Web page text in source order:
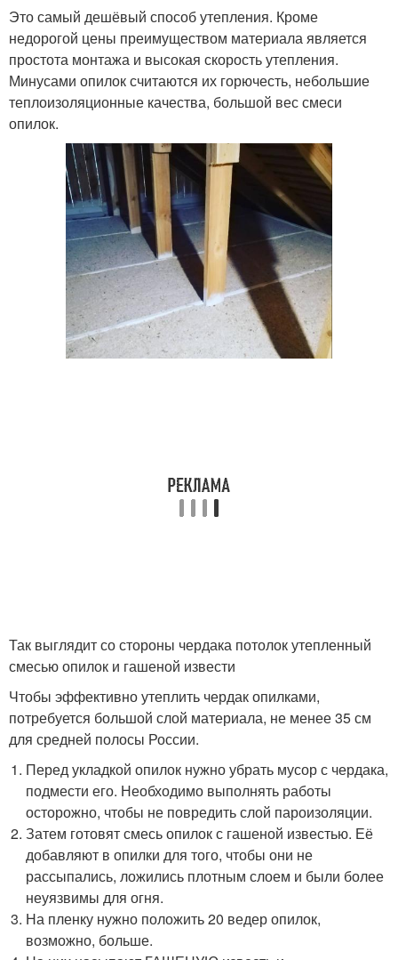
Это самый дешёвый способ утепления. Кроме
недорогой цены преимуществом материала является
простота монтажа и высокая скорость утепления.
Минусами опилок считаются их горючесть, небольшие
теплоизоляционные качества, большой вес смеси
опилок.
Так выглядит со стороны чердака потолок утепленный
смесью опилок и гашеной извести
Чтобы эффективно утеплить чердак опилками,
потребуется большой слой материала, не менее 35 см
для средней полосы России.
Перед укладкой опилок нужно убрать мусор с чердака,
подмести его. Необходимо выполнять работы
осторожно, чтобы не повредить слой пароизоляции.
Затем готовят смесь опилок с гашеной известью. Её
добавляют в опилки для того, чтобы они не
рассыпались, ложились плотным слоем и были более
неуязвимы для огня.
На пленку нужно положить 20 ведер опилок,
возможно, больше.